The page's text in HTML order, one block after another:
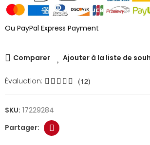
Ou PayPal Express Payment
Comparer Ajouter à la liste de
Évaluation: (12)
SKU: 17229284